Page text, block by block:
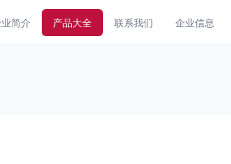
简介 产品大全 联系我们 企业信息